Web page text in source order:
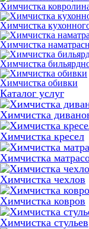
Химчистка
Химчистка
Химчистка
Химчистка
Химчистка обивки
Каталог услуг
Химчистка
Химчистка кресел
Химчистка
Химчистка чехлов
Химчистка ковров
Химчистка стульев